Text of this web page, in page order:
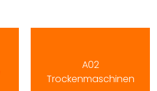
A02
Trockenmaschinen